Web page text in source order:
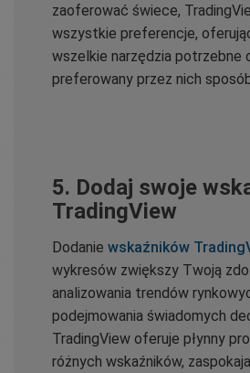
zaoferować świece,
wszystkie preferencje,
wszelkie narzędzia potrzebne
preferowany przez nich
5. Dodaj swoje
TradingView
Dodanie wskaźników
wykresów zwiększy Twoją
analizowania trendów
podejmowania świadomych
TradingView oferuje płynny
różnych wskaźników,